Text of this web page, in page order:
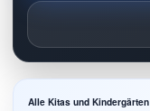
Alle Kitas und Kindergärten